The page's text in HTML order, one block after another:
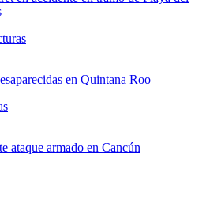
en Quintana Roo
ataque armado en Cancún